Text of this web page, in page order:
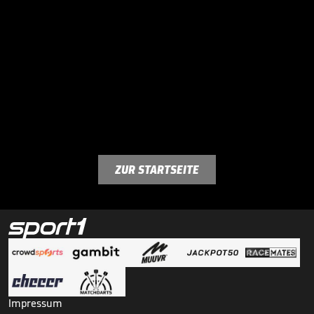
ZUR STARTSEITE
Impressum